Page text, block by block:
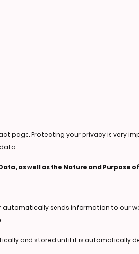
page. Protecting your privacy is very
as well as the Nature and Purpose of
automatically sends information to our
and stored until it is automatically